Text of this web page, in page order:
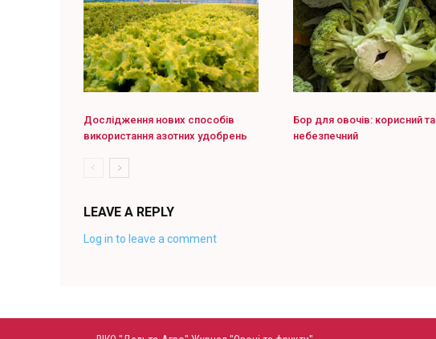
Дослідження нових способів
використання азотних удобрень
Бор для овочів: корисний та
небезпечний
LEAVE A REPLY
Log in to leave a comment